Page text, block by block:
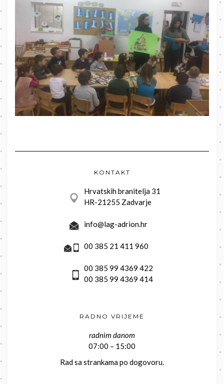
KONTAKT
Hrvatskih branitelja 31
HR-21255 Zadvarje
info@lag-adrion.hr
00 385 21 411 960
00 385 99 4369 422
00 385 99 4369 414
RADNO VRIJEME
radnim danom
07:00 – 15:00
Rad sa strankama po dogovoru.